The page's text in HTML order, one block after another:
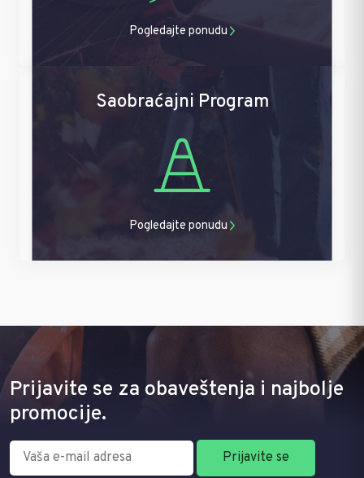
Pogledajte ponudu
Saobraćajni Program
Pogledajte ponudu
Prijavite se za obaveštenja i najbolje
promocije.